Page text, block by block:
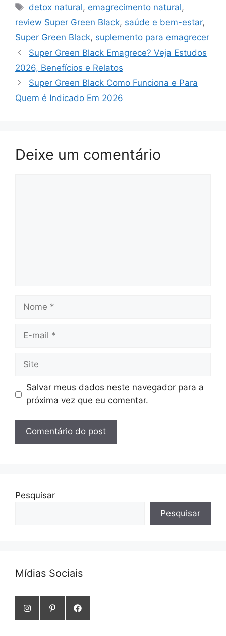
Tags
detox natural, emagrecimento natural,
review Super Green Black, saúde e bem-estar,
Super Green Black, suplemento para emagrecer
Super Green Black Emagrece? Veja Estudos
2026, Benefícios e Relatos
Super Green Black Como Funciona e Para
Quem é Indicado Em 2026
Deixe um comentário
Nome
Site
Salvar meus dados neste navegador para a
próxima vez que eu comentar.
Pesquisar
Pesquisar
Mídias Sociais